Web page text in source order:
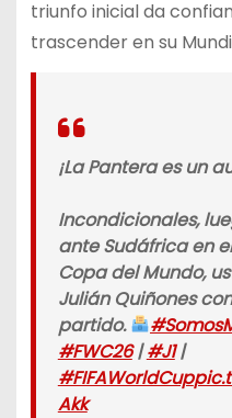
triunfo inicial da
trascender en su
¡La Pantera es un
Incondicionales,
ante Sudáfrica en
Copa del Mundo,
Julián Quiñones
partido.
#FWC26|#J1|
#FIFAWorldCup
Akk